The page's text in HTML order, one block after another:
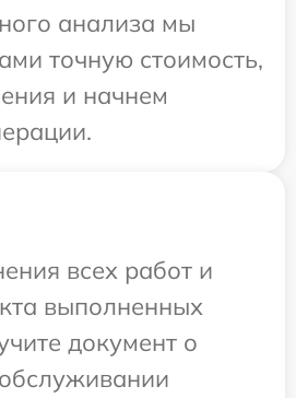
анализа мы
точную стоимость,
и начнем
всех работ и
выполненных
документ о